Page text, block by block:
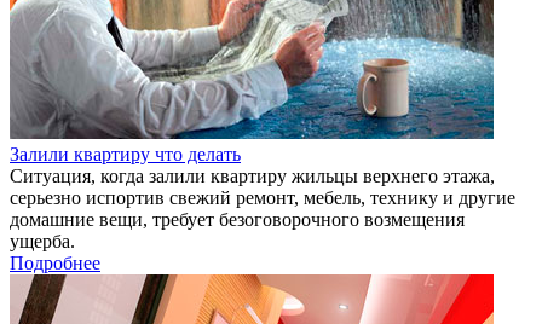
Залили квартиру что делать
Ситуация, когда залили квартиру жильцы верхнего этажа,
серьезно испортив свежий ремонт, мебель, технику и другие
домашние вещи, требует безоговорочного возмещения
ущерба.
Подробнее